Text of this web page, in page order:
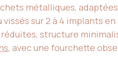
métalliques,
sur 2 à 4 implants
structure
, avec une fourchette